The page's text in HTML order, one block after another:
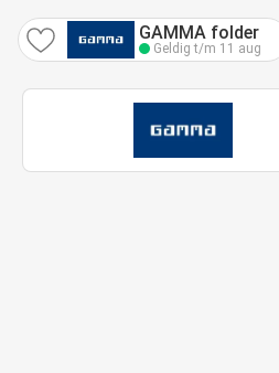
GAMMA folder
Geldig t/m 11 aug